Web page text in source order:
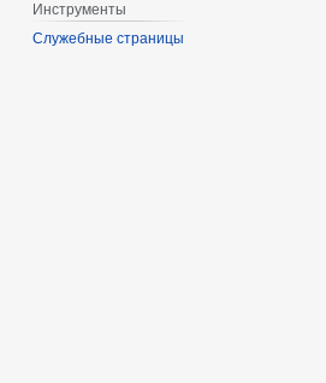
Инструменты
Служебные страницы